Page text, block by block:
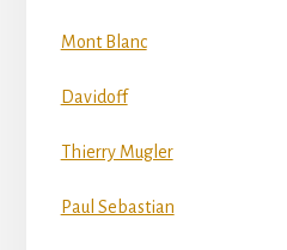
Mont Blanc
Davidoff
Thierry Mugler
Paul Sebastian